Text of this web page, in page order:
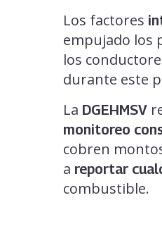
Los factores
empujado los
los
durante este
La DGEHMSV
monitoreo
cobren
a reportar
combustible.